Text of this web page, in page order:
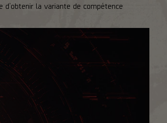
la variante de compétence